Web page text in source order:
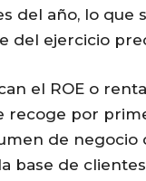
del año, lo que
del ejercicio
el ROE o
recoge por
de negocio
base de